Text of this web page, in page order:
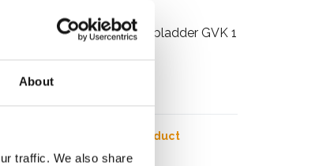
About
traffic. We also share
Staltor kunststof trapladder GVK 1
€768,00
Bekijk product